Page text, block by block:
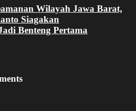
Wilayah Jawa Barat,
Siagakan
Benteng Pertama